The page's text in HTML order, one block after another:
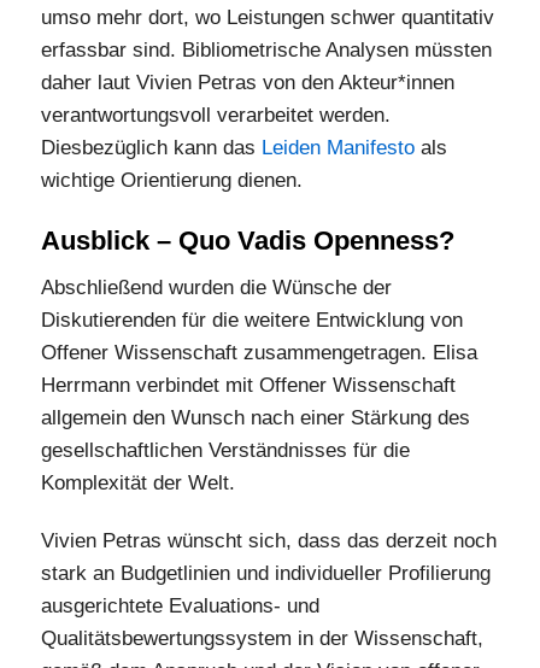
umso mehr dort, wo Leistungen schwer quantitativ
erfassbar sind. Bibliometrische Analysen müssten
daher laut Vivien Petras von den Akteur*innen
verantwortungsvoll verarbeitet werden.
Diesbezüglich kann das Leiden Manifesto als
wichtige Orientierung dienen.
Ausblick – Quo Vadis Openness?
Abschließend wurden die Wünsche der
Diskutierenden für die weitere Entwicklung von
Offener Wissenschaft zusammengetragen. Elisa
Herrmann verbindet mit Offener Wissenschaft
allgemein den Wunsch nach einer Stärkung des
gesellschaftlichen Verständnisses für die
Komplexität der Welt.
Vivien Petras wünscht sich, dass das derzeit noch
stark an Budgetlinien und individueller Profilierung
ausgerichtete Evaluations- und
Qualitätsbewertungssystem in der Wissenschaft,